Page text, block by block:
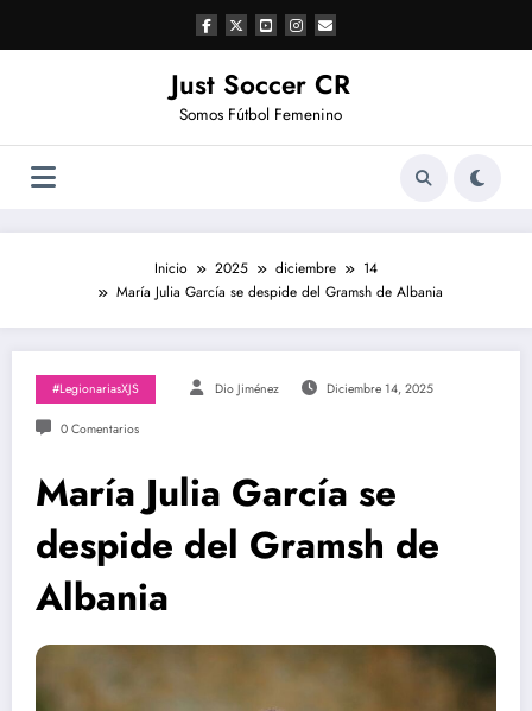
contenido
Just Soccer CR
Somos Fútbol Femenino
Inicio 2025 diciembre
14
María Julia García se despide del Gramsh de Albania
#LegionariasXJS Dio Jiménez Diciembre 14, 2025
0 Comentarios
María Julia García se
despide del Gramsh de
Albania